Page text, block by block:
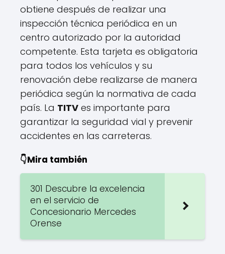
obtiene después de realizar una
inspección técnica periódica en un
centro autorizado por la autoridad
competente. Esta tarjeta es obligatoria
para todos los vehículos y su
renovación debe realizarse de manera
periódica según la normativa de cada
país. La TITV es importante para
garantizar la seguridad vial y prevenir
accidentes en las carreteras.
👇Mira también
301 Descubre la excelencia
en el servicio de
Concesionario Mercedes
Orense